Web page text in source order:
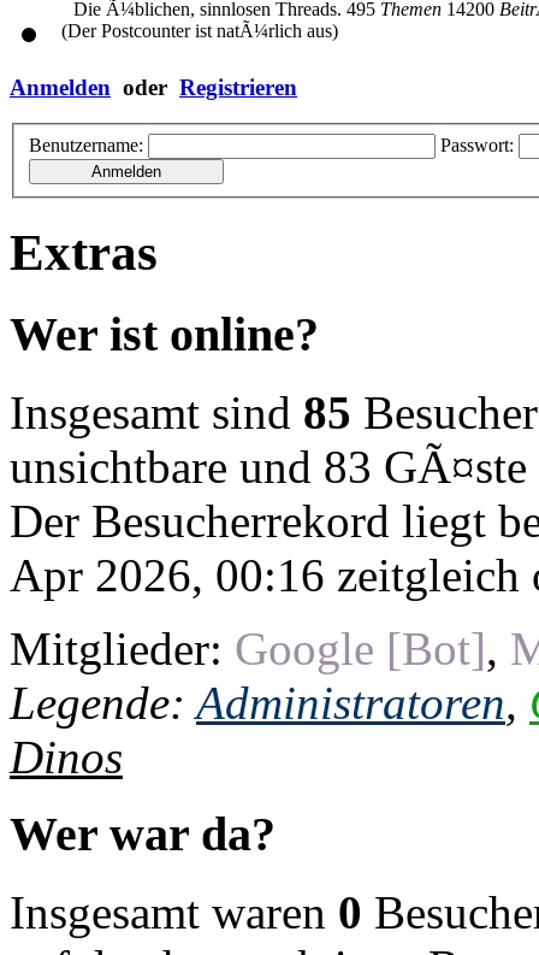
Die Ã¼blichen, sinnlosen Threads.
(Der Postcounter ist natÃ¼rlich aus)
495 Themen 14200
Anmelden oder Registrieren
Benutzername: Passwort:
Extras
Wer ist online?
Insgesamt sind 85
unsichtbare und 83 GÃ¤ste
Der Besucherrekord liegt
Apr 2026, 00:16 zeitgleich
Mitglieder: Google [Bot],
Legende: Administratoren,
Dinos
Wer war da?
Insgesamt waren 0